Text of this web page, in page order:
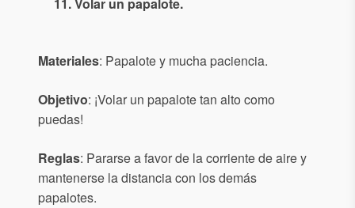
11. Volar un papalote.
Materiales: Papalote y mucha paciencia.
Objetivo: ¡Volar un papalote tan alto como
puedas!
Reglas: Pararse a favor de la corriente de aire y
mantenerse la distancia con los demás
papalotes.